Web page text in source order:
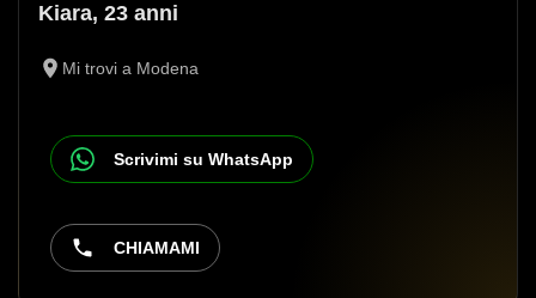
Kiara, 23 anni
Mi trovi a Modena
Scrivimi su WhatsApp
CHIAMAMI